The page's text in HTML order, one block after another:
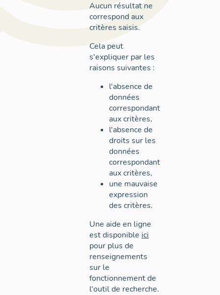
Aucun résultat ne
correspond aux
critères saisis.
Cela peut
s'expliquer par les
raisons suivantes :
l'absence de
données
correspondant
aux critères,
l'absence de
droits sur les
données
correspondant
aux critères,
une mauvaise
expression
des critères.
Une aide en ligne
est disponible ici
pour plus de
renseignements
sur le
fonctionnement de
l'outil de recherche.